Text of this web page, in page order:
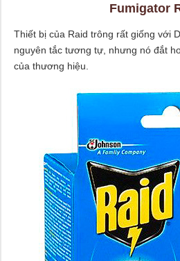
Fumigator
Thiết bị của Raid trông rất giống với
nguyên tắc tương tự, nhưng nó đắt
của thương hiệu.